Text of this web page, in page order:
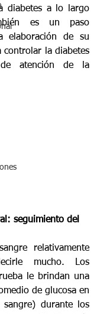
diabetes a lo largo
es un paso
elaboración de su
la diabetes
atención de la
seguimiento del
relativamente
mucho. Los
le brindan una
de glucosa en
sangre) durante los